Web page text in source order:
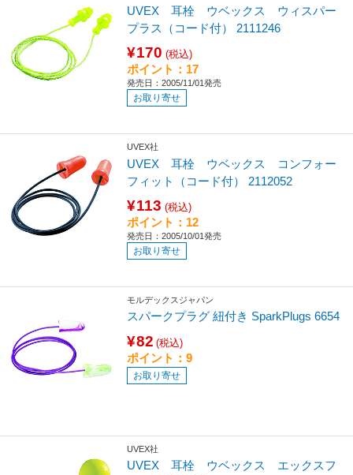
UVEX 耳栓 ウベックス ウィスパー
プラス（コード付） 2111246
¥170 (税込)
ポイント：17
発売日：2005/11/01発売
お取り寄せ
UVEX社
UVEX 耳栓 ウベックス コンフォー
フィット（コード付） 2112052
¥113 (税込)
ポイント：12
発売日：2005/10/01発売
お取り寄せ
モルデックスジャパン
スパークプラグ 紐付き SparkPlugs 6654
¥82 (税込)
ポイント：9
お取り寄せ
UVEX社
UVEX 耳栓 ウベックス エックスフ